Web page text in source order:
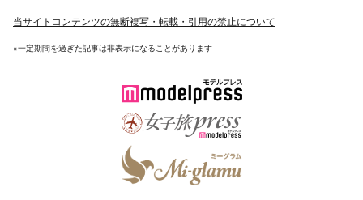
ーンズの曲（映画「マイ・ブルーベリー・ナイツ」も）、
ピンク色。動物が苦手。
女子柔道の世界選手権覇者・浅見八瑠奈に似ている[7]。
バレーボールワールドカップ2011中継のアスリートゲス
トで浅見が出演した際に、生野と浅見の2ショット写真を
撮影し、生野のブログに掲載されている[8]。
『めざましテレビ』、『スパイスTV どーも☆キニナル!』
当サイトコンテンツの無断複写・転載・引用の禁止について
※一定期間を過ぎた記事は非表示になることがあります